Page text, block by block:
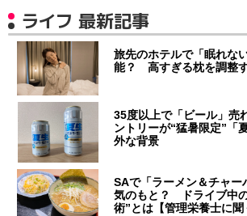
ライフ 最新記事
旅先のホテルで「眠れな
能？ 高すぎる枕を調整
35度以上で「ビール」
ントリーが“猛暑限定”「
外な背景
SAで「ラーメン＆チャー
気のもと？ ドライブ中
術”とは【管理栄養士に聞